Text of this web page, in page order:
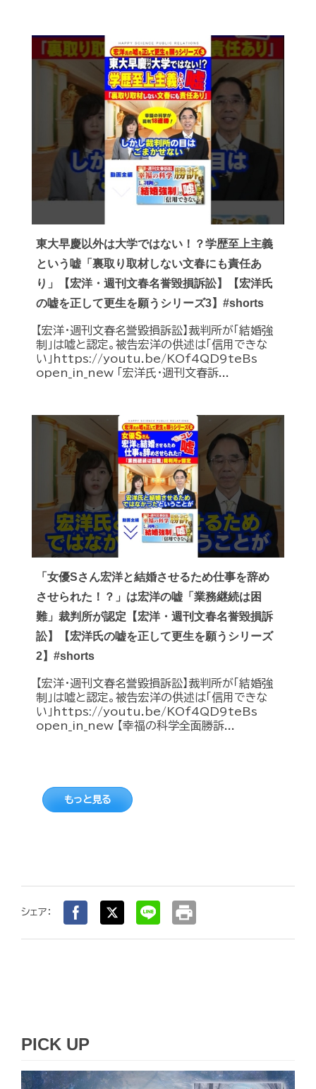
東大早慶以外は大学ではない！？学歴至上主義
という嘘「裏取り取材しない文春にも責任あ
り」【宏洋・週刊文春名誉毀損訴訟】【宏洋氏
の嘘を正して更生を願うシリーズ3】#shorts
【宏洋・週刊文春名誉毀損訴訟】裁判所が「結婚強
制」は嘘と認定。被告宏洋の供述は「信用できな
い」https://youtu.be/KOf4QD9teBs
open_in_new 「宏洋氏・週刊文春訴...
「女優Sさん宏洋と結婚させるため仕事を辞め
させられた！？」は宏洋の嘘「業務継続は困
難」裁判所が認定【宏洋・週刊文春名誉毀損訴
訟】【宏洋氏の嘘を正して更生を願うシリーズ
2】#shorts
【宏洋・週刊文春名誉毀損訴訟】裁判所が「結婚強
制」は嘘と認定。被告宏洋の供述は「信用できな
い」https://youtu.be/KOf4QD9teBs
open_in_new 【幸福の科学全面勝訴...
もっと見る
シェア： print
PICK UP